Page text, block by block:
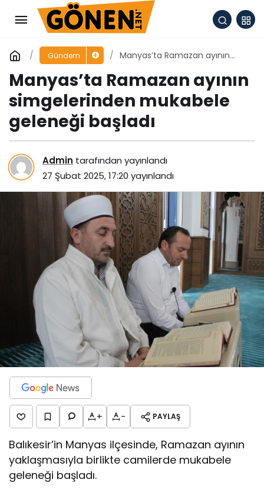
Gündem
Manyas’ta Ramazan ayının
geleneği başladı
Manyas’ta Ramazan ayının
simgelerinden mukabele
geleneği başladı
Admin tarafından yayınlandı
27 Şubat 2025, 17:20 yayınlandı
+ - PAYLAŞ
Balıkesir’in Manyas ilçesinde, Ramazan ayının
yaklaşmasıyla birlikte camilerde mukabele
geleneği başladı.